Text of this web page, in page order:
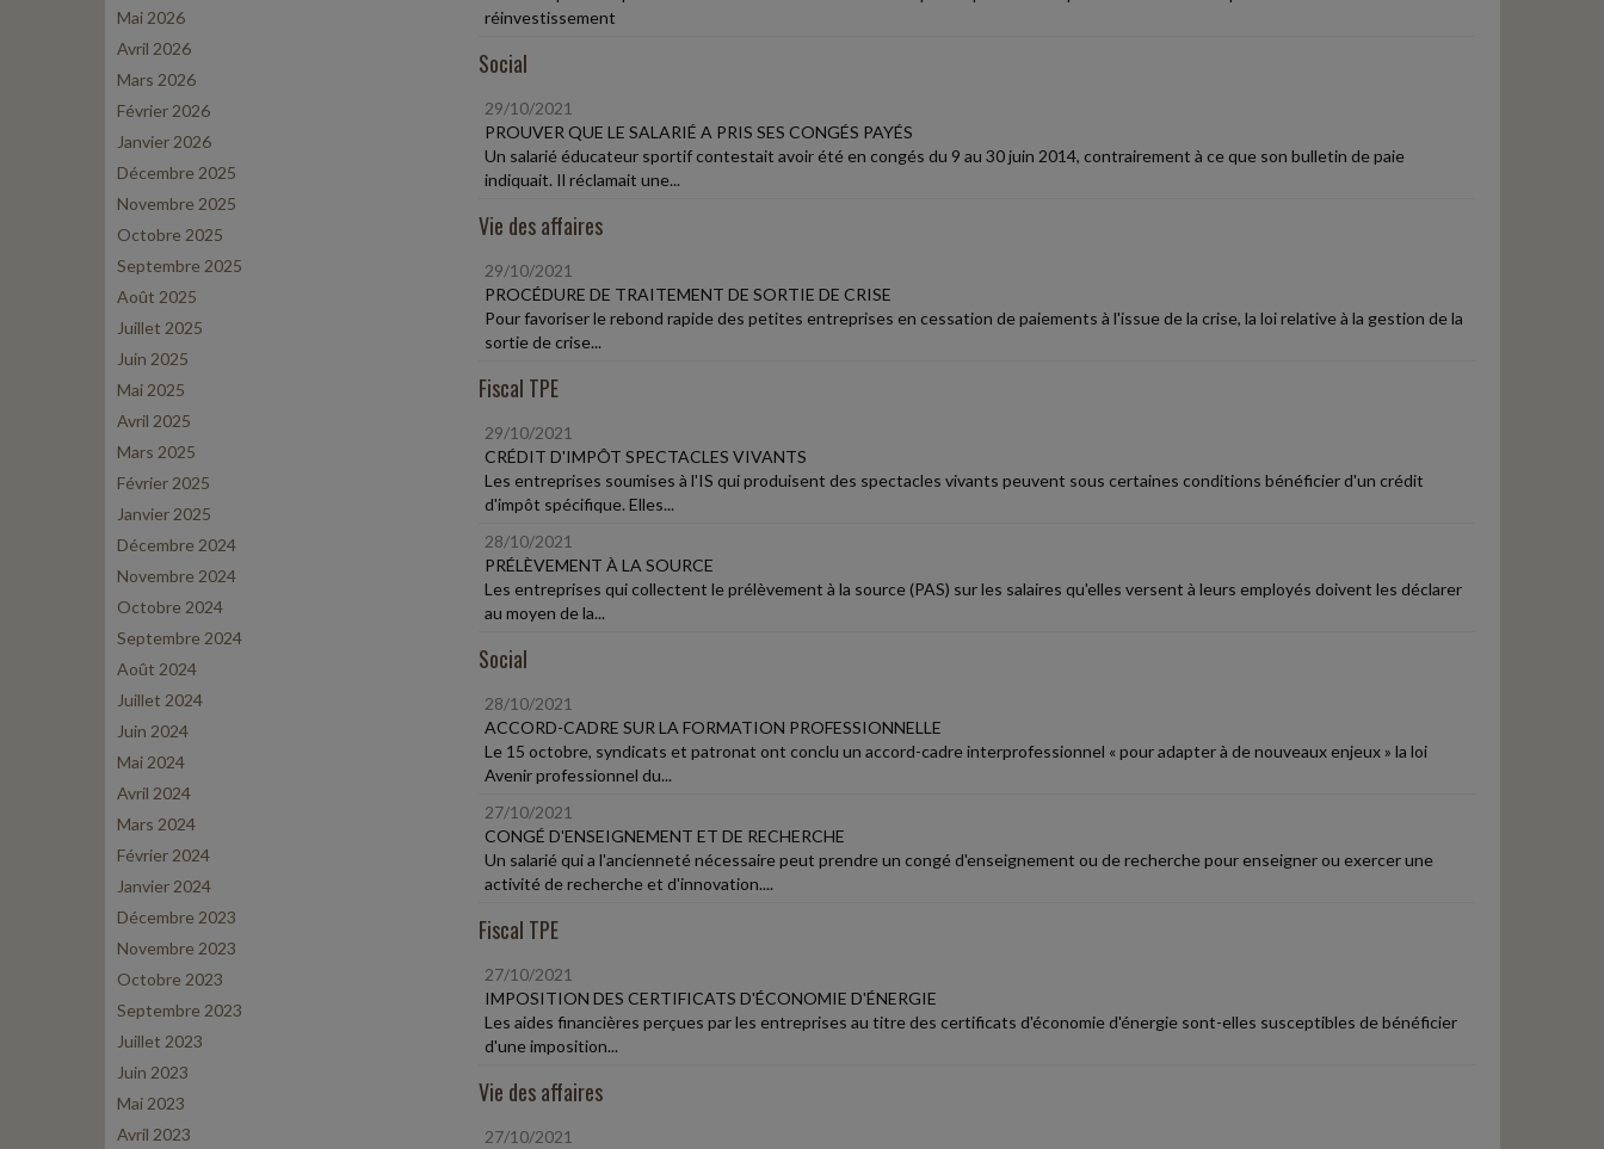
Mai 2026
Avril 2026
Mars 2026
Février 2026
Janvier 2026
Décembre 2025
Novembre 2025
Octobre 2025
Septembre 2025
Août 2025
Juillet 2025
Juin 2025
Mai 2025
Avril 2025
Mars 2025
Février 2025
Janvier 2025
Décembre 2024
Novembre 2024
Octobre 2024
Septembre 2024
Août 2024
Juillet 2024
Juin 2024
Mai 2024
Avril 2024
Mars 2024
Février 2024
Janvier 2024
Décembre 2023
Novembre 2023
Octobre 2023
Septembre 2023
Juillet 2023
Juin 2023
Mai 2023
Avril 2023
réinvestissement
Social
29/10/2021
PROUVER QUE LE SALARIÉ A PRIS SES CONGÉS PAYÉS
Un salarié éducateur sportif contestait avoir été en congés du 9 au 30 juin 2014, contrairement à ce que son bulletin de paie
indiquait. Il réclamait une...
Vie des affaires
29/10/2021
PROCÉDURE DE TRAITEMENT DE SORTIE DE CRISE
Pour favoriser le rebond rapide des petites entreprises en cessation de paiements à l'issue de la crise, la loi relative à la gestion de la
sortie de crise...
Fiscal TPE
29/10/2021
CRÉDIT D'IMPÔT SPECTACLES VIVANTS
Les entreprises soumises à l'IS qui produisent des spectacles vivants peuvent sous certaines conditions bénéficier d'un crédit
d'impôt spécifique. Elles...
28/10/2021
PRÉLÈVEMENT À LA SOURCE
Les entreprises qui collectent le prélèvement à la source (PAS) sur les salaires qu'elles versent à leurs employés doivent les déclarer
au moyen de la...
Social
28/10/2021
ACCORD-CADRE SUR LA FORMATION PROFESSIONNELLE
Le 15 octobre, syndicats et patronat ont conclu un accord-cadre interprofessionnel « pour adapter à de nouveaux enjeux » la loi
Avenir professionnel du...
27/10/2021
CONGÉ D'ENSEIGNEMENT ET DE RECHERCHE
Un salarié qui a l'ancienneté nécessaire peut prendre un congé d'enseignement ou de recherche pour enseigner ou exercer une
activité de recherche et d'innovation....
Fiscal TPE
27/10/2021
IMPOSITION DES CERTIFICATS D'ÉCONOMIE D'ÉNERGIE
Les aides financières perçues par les entreprises au titre des certificats d'économie d'énergie sont-elles susceptibles de bénéficier
d'une imposition...
Vie des affaires
27/10/2021